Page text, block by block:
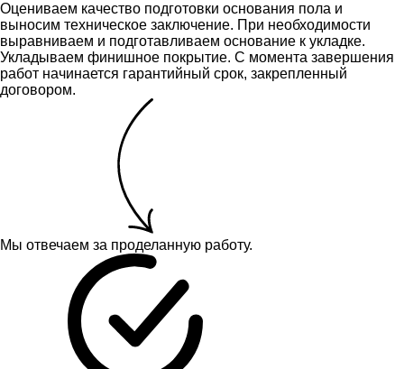
Оцениваем качество подготовки основания пола и
выносим техническое заключение. При необходимости
выравниваем и подготавливаем основание к укладке.
Укладываем финишное покрытие. С момента завершения
работ начинается гарантийный срок, закрепленный
договором.
Мы отвечаем за проделанную работу.